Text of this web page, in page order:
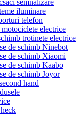
semnalizare
iluminare
telefon
electrice
trotinete electrice
de schimb Ninebot
de schimb Xiaomi
de schimb Kaabo
de schimb Joyor
hand